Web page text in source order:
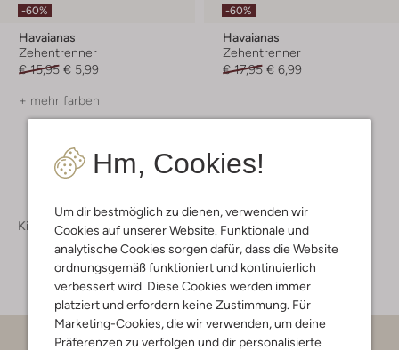
Hm, Cookies!
Um dir bestmöglich zu dienen, verwenden wir
Cookies auf unserer Website. Funktionale und
analytische Cookies sorgen dafür, dass die Website
ordnungsgemäß funktioniert und kontinuierlich
verbessert wird. Diese Cookies werden immer
platziert und erfordern keine Zustimmung. Für
Marketing-Cookies, die wir verwenden, um deine
Präferenzen zu verfolgen und dir personalisierte
-60%
Havaianas
Zehentrenner
€ 15,95 € 5,99
+ mehr farben
-60%
Havaianas
Zehentrenner
€ 17,95 € 6,99
Kinderschuhe